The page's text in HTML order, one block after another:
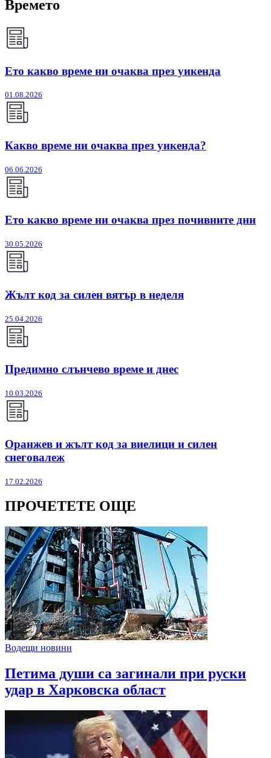
Времето
Ето какво време ни очаква през уикенда
01.08.2026
Какво време ни очаква през уикенда?
06.06.2026
Ето какво време ни очаква през почивните дни
30.05.2026
Жълт код за силен вятър в неделя
25.04.2026
Предимно слънчево време и днес
10.03.2026
Оранжев и жълт код за виелици и силен
снеговалеж
17.02.2026
ПРОЧЕТЕТЕ ОЩЕ
Водещи новини
Петима души са загинали при руски
удар в Харковска област